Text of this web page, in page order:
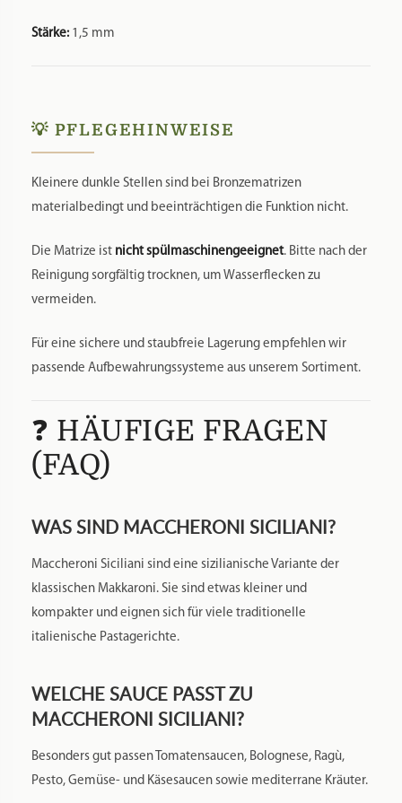
Stärke: 1,5 mm
💡 PFLEGEHINWEISE
Kleinere dunkle Stellen sind bei Bronzematrizen
materialbedingt und beeinträchtigen die Funktion nicht.
Die Matrize ist nicht spülmaschinengeeignet. Bitte nach der
Reinigung sorgfältig trocknen, um Wasserflecken zu
vermeiden.
Für eine sichere und staubfreie Lagerung empfehlen wir
passende Aufbewahrungssysteme aus unserem Sortiment.
❓ HÄUFIGE FRAGEN
(FAQ)
WAS SIND MACCHERONI SICILIANI?
Maccheroni Siciliani sind eine sizilianische Variante der
klassischen Makkaroni. Sie sind etwas kleiner und
kompakter und eignen sich für viele traditionelle
italienische Pastagerichte.
WELCHE SAUCE PASST ZU
MACCHERONI SICILIANI?
Besonders gut passen Tomatensaucen, Bolognese, Ragù,
Pesto, Gemüse- und Käsesaucen sowie mediterrane Kräuter.